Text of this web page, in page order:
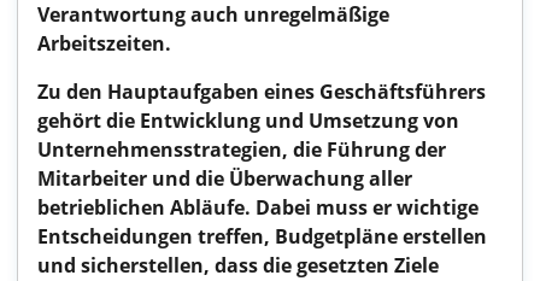
Verantwortung auch unregelmäßige
Arbeitszeiten.
Zu den Hauptaufgaben eines Geschäftsführers
gehört die Entwicklung und Umsetzung von
Unternehmensstrategien, die Führung der
Mitarbeiter und die Überwachung aller
betrieblichen Abläufe. Dabei muss er wichtige
Entscheidungen treffen, Budgetpläne erstellen
und sicherstellen, dass die gesetzten Ziele